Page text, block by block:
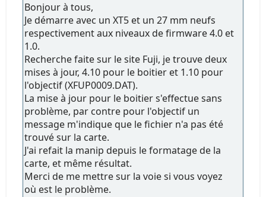
Bonjour à tous,
Je démarre avec un XT5 et un 27 mm neufs
respectivement aux niveaux de firmware 4.0 et
1.0.
Recherche faite sur le site Fuji, je trouve deux
mises à jour, 4.10 pour le boitier et 1.10 pour
l'objectif (XFUP0009.DAT).
La mise à jour pour le boitier s'effectue sans
problème, par contre pour l'objectif un
message m'indique que le fichier n'a pas été
trouvé sur la carte.
J'ai refait la manip depuis le formatage de la
carte, et même résultat.
Merci de me mettre sur la voie si vous voyez
où est le problème.